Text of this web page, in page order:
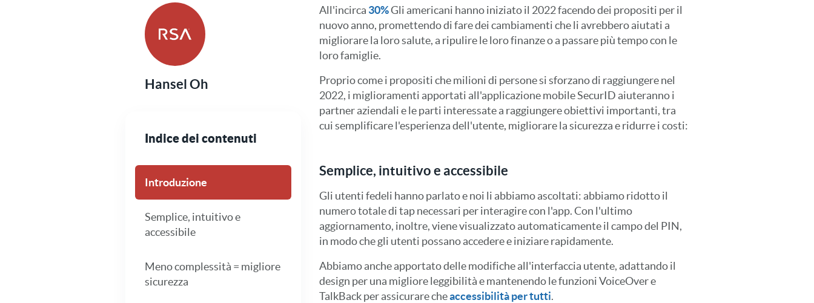
Hansel Oh
Indice dei contenuti
Introduzione
Semplice, intuitivo e
accessibile
Meno complessità = migliore
sicurezza
All'incirca 30%Gli americani hanno iniziato il 2022 facendo dei propositi per il
nuovo anno, promettendo di fare dei cambiamenti che li avrebbero aiutati a
migliorare la loro salute, a ripulire le loro finanze o a passare più tempo con le
loro famiglie.
Proprio come i propositi che milioni di persone si sforzano di raggiungere nel
2022, i miglioramenti apportati all'applicazione mobile SecurID aiuteranno i
partner aziendali e le parti interessate a raggiungere obiettivi importanti, tra
cui semplificare l'esperienza dell'utente, migliorare la sicurezza e ridurre i costi:
Semplice, intuitivo e accessibile
Gli utenti fedeli hanno parlato e noi li abbiamo ascoltati: abbiamo ridotto il
numero totale di tap necessari per interagire con l'app. Con l'ultimo
aggiornamento, inoltre, viene visualizzato automaticamente il campo del PIN,
in modo che gli utenti possano accedere e iniziare rapidamente.
Abbiamo anche apportato delle modifiche all'interfaccia utente, adattando il
design per una migliore leggibilità e mantenendo le funzioni VoiceOver e
TalkBack per assicurare cheaccessibilità per tutti.